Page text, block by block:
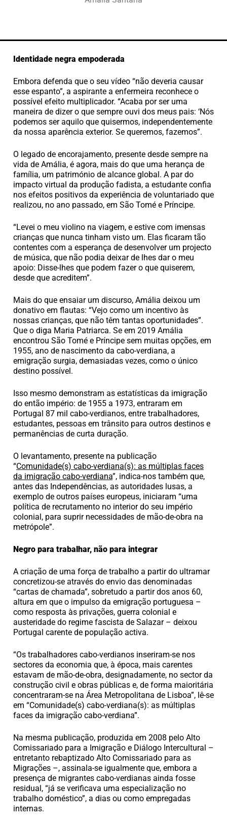
Identidade negra empoderada
Embora defenda que o seu vídeo “não deveria causar
esse espanto”, a aspirante a enfermeira reconhece o
possível efeito multiplicador. “Acaba por ser uma
maneira de dizer o que sempre ouvi dos meus pais: ‘Nós
podemos ser aquilo que quisermos, independentemente
da nossa aparência exterior. Se queremos, fazemos”.
O legado de encorajamento, presente desde sempre na
vida de Amália, é agora, mais do que uma herança de
família, um património de alcance global. A par do
impacto virtual da produção fadista, a estudante confia
nos efeitos positivos da experiência de voluntariado que
realizou, no ano passado, em São Tomé e Príncipe.
“Levei o meu violino na viagem, e estive com imensas
crianças que nunca tinham visto um. Elas ficaram tão
contentes com a esperança de desenvolver um projecto
de música, que não podia deixar de lhes dar o meu
apoio: Disse-lhes que podem fazer o que quiserem,
desde que acreditem”.
Mais do que ensaiar um discurso, Amália deixou um
donativo em flautas: “Vejo como um incentivo às
nossas crianças, que não têm tantas oportunidades”.
Que o diga Maria Patriarca. Se em 2019 Amália
encontrou São Tomé e Príncipe sem muitas opções, em
1955, ano de nascimento da cabo-verdiana, a
emigração surgia, demasiadas vezes, como o único
destino possível.
Isso mesmo demonstram as estatísticas da imigração
do então império: de 1955 a 1973, entraram em
Portugal 87 mil cabo-verdianos, entre trabalhadores,
estudantes, pessoas em trânsito para outros destinos e
permanências de curta duração.
O levantamento, presente na publicação
“Comunidade(s) cabo-verdiana(s): as múltiplas faces
da imigração cabo-verdiana”, indica-nos também que,
antes das Independências, as autoridades lusas, a
exemplo de outros países europeus, iniciaram “uma
política de recrutamento no interior do seu império
colonial, para suprir necessidades de mão-de-obra na
metrópole”.
Negro para trabalhar, não para integrar
A criação de uma força de trabalho a partir do ultramar
concretizou-se através do envio das denominadas
“cartas de chamada”, sobretudo a partir dos anos 60,
altura em que o impulso da emigração portuguesa –
como resposta às privações, guerra colonial e
austeridade do regime fascista de Salazar – deixou
Portugal carente de população activa.
“Os trabalhadores cabo-verdianos inseriram-se nos
sectores da economia que, à época, mais carentes
estavam de mão-de-obra, designadamente, no sector da
construção civil e obras públicas e, de forma maioritária
concentraram-se na Área Metropolitana de Lisboa”, lê-se
em “Comunidade(s) cabo-verdiana(s): as múltiplas
faces da imigração cabo-verdiana”.
Na mesma publicação, produzida em 2008 pelo Alto
Comissariado para a Imigração e Diálogo Intercultural –
entretanto rebaptizado Alto Comissariado para as
Migrações –, assinala-se igualmente que, embora a
presença de migrantes cabo-verdianas ainda fosse
residual, “já se verificava uma especialização no
trabalho doméstico”, a dias ou como empregadas
internas.